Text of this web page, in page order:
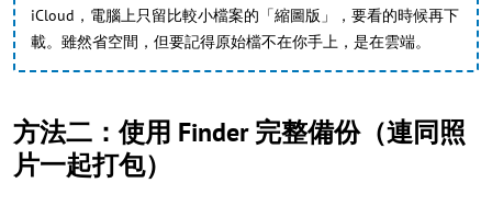
iCloud，電腦上只留比較小檔案的「縮圖版」，要看的時候再下
載。雖然省空間，但要記得原始檔不在你手上，是在雲端。
方法二：使用 Finder 完整備份（連同照
片一起打包）